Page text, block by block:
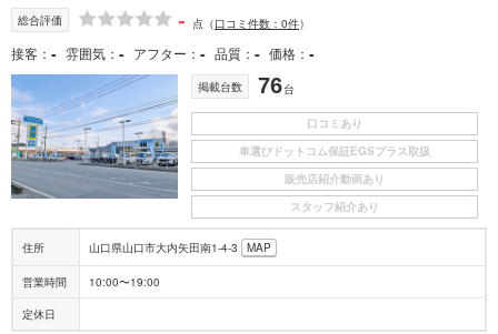
総合評価 - 点 （口コミ件数：0件）
接客 - 雰囲気 - アフター - 品質 - 価格 -
掲載台数 76台
口コミあり
車選びドットコム保証EGSプラス取扱
販売店紹介動画あり
スタッフ紹介あり
住所 山口県山口市大内矢田南1-4-3 MAP
営業時間 10:00〜19:00
定休日